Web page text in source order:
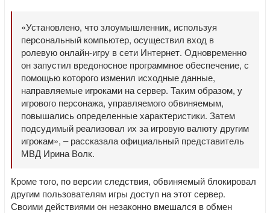
«Установлено, что злоумышленник, используя
персональный компьютер, осуществил вход в
ролевую онлайн-игру в сети Интернет. Одновременно
он запустил вредоносное программное обеспечение, с
помощью которого изменил исходные данные,
направляемые игроками на сервер. Таким образом, у
игрового персонажа, управляемого обвиняемым,
повышались определенные характеристики. Затем
подсудимый реализовал их за игровую валюту другим
игрокам», – рассказала официальный представитель
МВД Ирина Волк.
Кроме того, по версии следствия, обвиняемый блокировал
другим пользователям игры доступ на этот сервер.
Своими действиями он незаконно вмешался в обмен